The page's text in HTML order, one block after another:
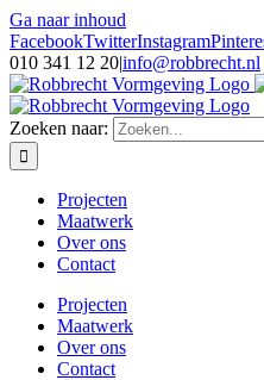
Ga naar inhoud
FacebookTwitterInstagram
010 341 12 20|info@robbrecht.nl
Zoeken naar:
Projecten
Maatwerk
Over ons
Contact
Projecten
Maatwerk
Over ons
Contact